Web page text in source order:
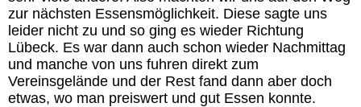
zur nächsten Essensmöglichkeit. Diese sagte uns
leider nicht zu und so ging es wieder Richtung
Lübeck. Es war dann auch schon wieder Nachmittag
und manche von uns fuhren direkt zum
Vereinsgelände und der Rest fand dann aber doch
etwas, wo man preiswert und gut Essen konnte.